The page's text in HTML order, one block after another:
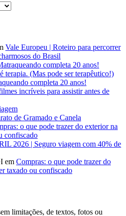
Vale Europeu | Roteiro para percorrer
do Brasil
completa 20 anos!
terapia. (Mas pode ser terapêutico!)
completa 20 anos!
incríveis para assistir antes de
de Gramado e Canela
o que pode trazer do exterior na
confiscado
2026 | Seguro viagem com 40% de
em Compras: o que pode trazer do
taxado ou confiscado
limitações, de textos, fotos ou